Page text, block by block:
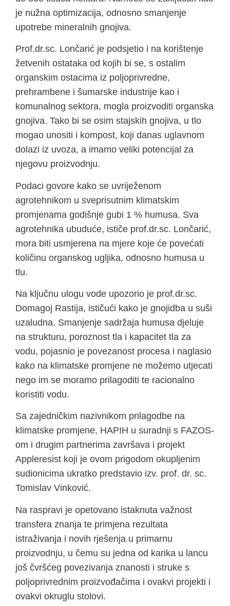
je nužna optimizacija, odnosno smanjenje
upotrebe mineralnih gnojiva.
Prof.dr.sc. Lončarić je podsjetio i na korištenje
žetvenih ostataka od kojih bi se, s ostalim
organskim ostacima iz poljoprivredne,
prehrambene i šumarske industrije kao i
komunalnog sektora, mogla proizvoditi organska
gnojiva. Tako bi se osim stajskih gnojiva, u tlo
mogao unositi i kompost, koji danas uglavnom
dolazi iz uvoza, a imamo veliki potencijal za
njegovu proizvodnju.
Podaci govore kako se uvriježenom
agrotehnikom u sveprisutnim klimatskim
promjenama godišnje gubi 1 % humusa. Sva
agrotehnika ubuduće, ističe prof.dr.sc. Lončarić,
mora biti usmjerena na mjere koje će povećati
količinu organskog ugljika, odnosno humusa u
tlu.
Na ključnu ulogu vode upozorio je prof.dr.sc.
Domagoj Rastija, ističući kako je gnojidba u suši
uzaludna. Smanjenje sadržaja humusa djeluje
na strukturu, poroznost tla i kapacitet tla za
vodu, pojasnio je povezanost procesa i naglasio
kako na klimatske promjene ne možemo utjecati
nego im se moramo prilagoditi te racionalno
koristiti vodu.
Sa zajedničkim nazivnikom prilagodbe na
klimatske promjene, HAPIH u suradnji s FAZOS-
om i drugim partnerima završava i projekt
Appleresist koji je ovom prigodom okupljenim
sudionicima ukratko predstavio izv. prof. dr. sc.
Tomislav Vinković.
Na raspravi je opetovano istaknuta važnost
transfera znanja te primjena rezultata
istraživanja i novih rješenja u primarnu
proizvodnju, u čemu su jedna od karika u lancu
još čvršćeg povezivanja znanosti i struke s
poljoprivrednim proizvođačima i ovakvi projekti i
ovakvi okruglu stolovi.